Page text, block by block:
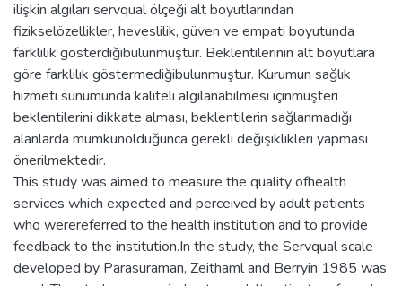
ilişkin algıları servqual ölçeği alt boyutlarından
fizikselözellikler, heveslilik, güven ve empati boyutunda
farklılık gösterdiğibulunmuştur. Beklentilerinin alt boyutlara
göre farklılık göstermediğibulunmuştur. Kurumun sağlık
hizmeti sunumunda kaliteli algılanabilmesi içinmüşteri
beklentilerini dikkate alması, beklentilerin sağlanmadığı
alanlarda mümkünolduğunca gerekli değişiklikleri yapması
önerilmektedir.
This study was aimed to measure the quality ofhealth
services which expected and perceived by adult patients
who werereferred to the health institution and to provide
feedback to the institution.In the study, the Servqual scale
developed by Parasuraman, Zeithaml and Berryin 1985 was